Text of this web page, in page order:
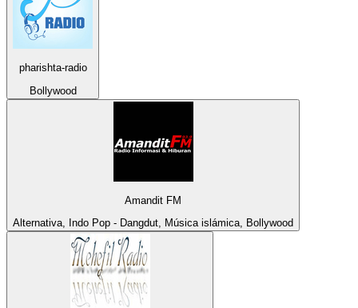
pharishta-radio
Bollywood
Amandit FM
Alternativa, Indo Pop - Dangdut, Música islámica, Bollywood